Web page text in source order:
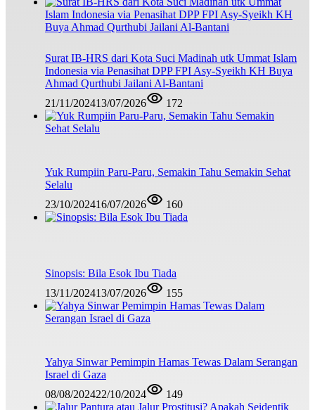
Surat IB-HRS dari Kota Suci Madinah utk Ummat Islam
Indonesia via Penasihat DPP FPI Asy-Syeikh KH Buya
Ahmad Qurthubi Jailani Al-Bantani
21/11/202413/07/2026 172
Yuk Rumpiin Paru-Paru, Semakin Tahu Semakin Sehat
Selalu
23/10/202416/07/2026 160
Sinopsis: Bila Esok Ibu Tiada
13/11/202413/07/2026 155
Yahya Sinwar Pemimpin Hamas Tewas Dalam Serangan
Israel di Gaza
08/08/202422/10/2024 149